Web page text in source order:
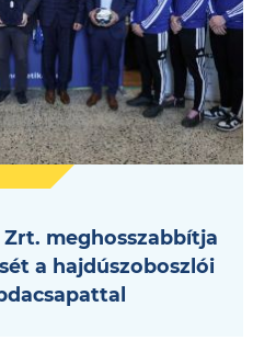
Zrt. meghosszabbítja
a hajdúszoboszlói